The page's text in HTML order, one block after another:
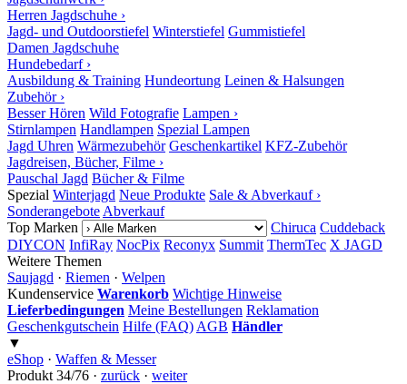
Herren Jagdschuhe ›
Jagd- und Outdoorstiefel Winterstiefel Gummistiefel
Damen Jagdschuhe
Hundebedarf ›
Ausbildung & Training Hundeortung Leinen & Halsungen
Zubehör ›
Besser Hören Wild Fotografie Lampen ›
Stirnlampen Handlampen Spezial Lampen
Jagd Uhren Wärmezubehör Geschenkartikel KFZ-Zubehör
Jagdreisen, Bücher, Filme ›
Pauschal Jagd Bücher & Filme
Spezial Winterjagd Neue Produkte Sale & Abverkauf ›
Sonderangebote Abverkauf
Top Marken
Chiruca Cuddeback
DIYCON InfiRay NocPix Reconyx Summit ThermTec X JAGD
Weitere Themen
Saujagd · Riemen · Welpen
Kundenservice Warenkorb Wichtige Hinweise
Lieferbedingungen Meine Bestellungen Reklamation
Geschenkgutschein Hilfe (FAQ) AGB Händler
▼
eShop · Waffen & Messer
Produkt 34/76 · zurück · weiter